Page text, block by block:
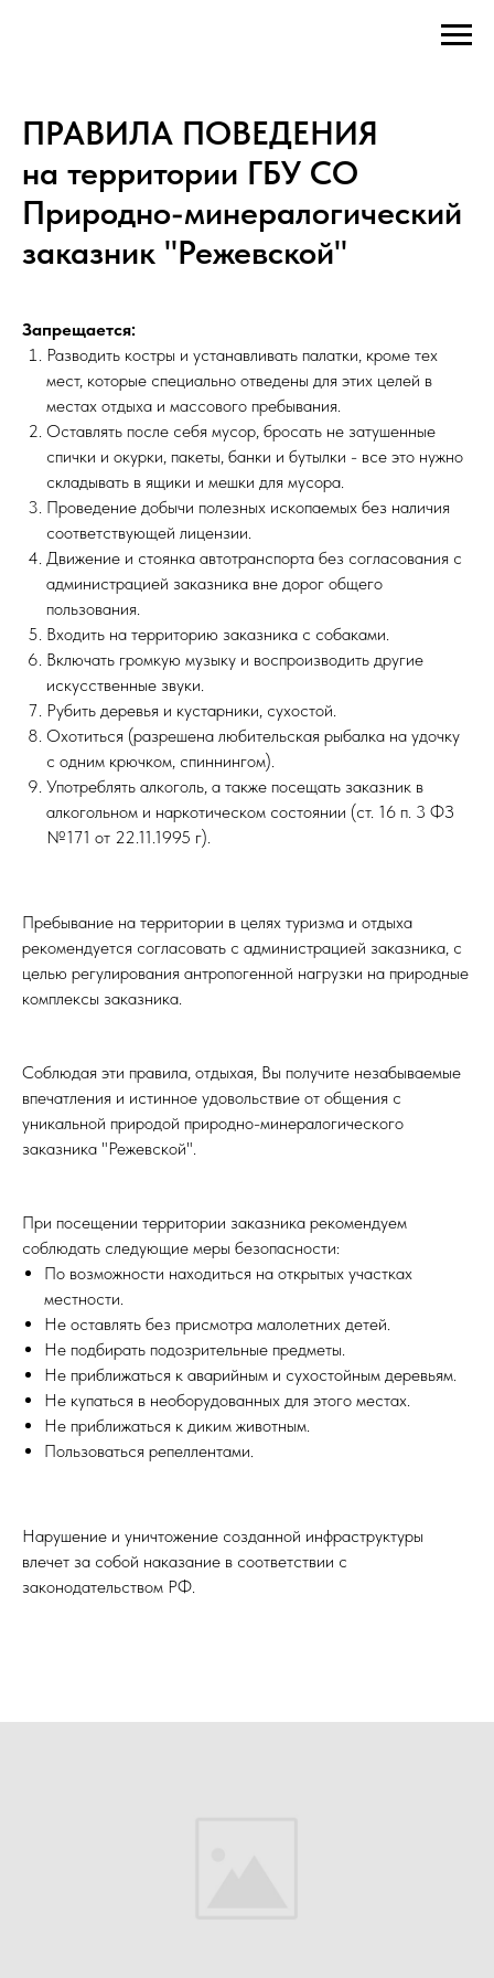
ПРАВИЛА ПОВЕДЕНИЯ
на территории ГБУ СО
Природно-минералогический
заказник "Режевской"
Запрещается:
Разводить костры и устанавливать палатки, кроме тех
мест, которые специально отведены для этих целей в
местах отдыха и массового пребывания.
Оставлять после себя мусор, бросать не затушенные
спички и окурки, пакеты, банки и бутылки - все это нужно
складывать в ящики и мешки для мусора.
Проведение добычи полезных ископаемых без наличия
соответствующей лицензии.
Движение и стоянка автотранспорта без согласования с
администрацией заказника вне дорог общего
пользования.
Входить на территорию заказника с собаками.
Включать громкую музыку и воспроизводить другие
искусственные звуки.
Рубить деревья и кустарники, сухостой.
Охотиться (разрешена любительская рыбалка на удочку
с одним крючком, спиннингом).
Употреблять алкоголь, а также посещать заказник в
алкогольном и наркотическом состоянии (ст. 16 п. 3 ФЗ
№171 от 22.11.1995 г).
Пребывание на территории в целях туризма и отдыха
рекомендуется согласовать с администрацией заказника, с
целью регулирования антропогенной нагрузки на природные
комплексы заказника.
Соблюдая эти правила, отдыхая, Вы получите незабываемые
впечатления и истинное удовольствие от общения с
уникальной природой природно-минералогического
заказника "Режевской".
При посещении территории заказника рекомендуем
соблюдать следующие меры безопасности:
По возможности находиться на открытых участках
местности.
Не оставлять без присмотра малолетних детей.
Не подбирать подозрительные предметы.
Не приближаться к аварийным и сухостойным деревьям.
Не купаться в необорудованных для этого местах.
Не приближаться к диким животным.
Пользоваться репеллентами.
Нарушение и уничтожение созданной инфраструктуры
влечет за собой наказание в соответствии с
законодательством РФ.